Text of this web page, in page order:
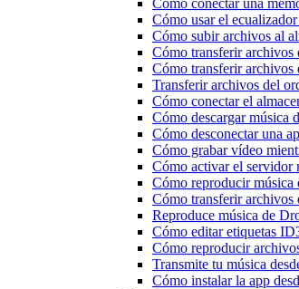
Cómo conectar una
Cómo usar el
Cómo subir archivos al
Cómo transferir archivos
Cómo transferir archivos
Transferir archivos del
Cómo conectar el
Cómo descargar música
Cómo desconectar una
Cómo grabar vídeo
Cómo activar el
Cómo reproducir
Cómo transferir archivos
Reproduce música de
Cómo editar etiquetas
Cómo reproducir
Transmite tu música
Cómo instalar la app